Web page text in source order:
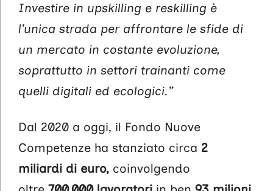
Investire in upskilling e reskilling è
l’unica strada per affrontare le sfide di
un mercato in costante evoluzione,
soprattutto in settori trainanti come
quelli digitali ed ecologici.”
Dal 2020 a oggi, il Fondo Nuove
Competenze ha stanziato circa 2
miliardi di euro, coinvolgendo